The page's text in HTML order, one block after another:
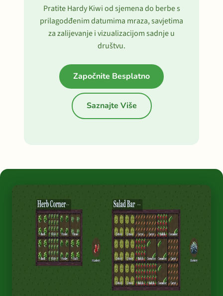
Pratite Hardy Kiwi od sjemena do berbe s
prilagodđenim datumima mraza, savjetima
za zalijevanje i vizualizacijom sadnje u
društvu.
Započnite Besplatno
Saznajte Više